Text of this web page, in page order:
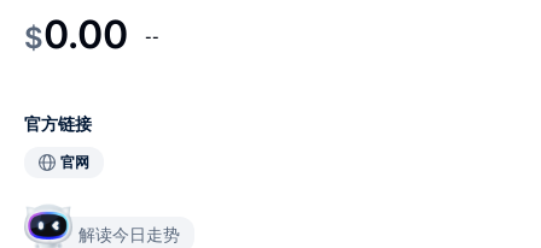
$0.00 --
官方链接
官网
解读今日走势